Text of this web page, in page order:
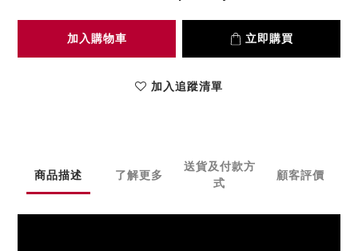
加入購物車 立即購買
加入追蹤清單
商品描述 了解更多
送貨及付款方
式
顧客評價